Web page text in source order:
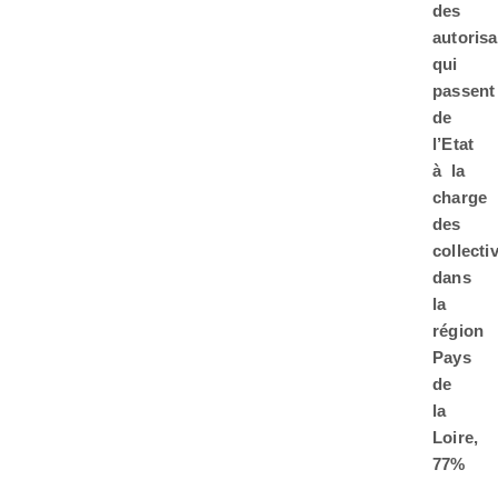
des
qui
passent
de
l’Etat
à la
charge
des
dans
la
région
Pays
de
la
Loire,
77%